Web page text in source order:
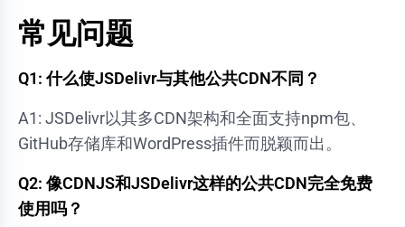
常见问题
Q1: 什么使JSDelivr与其他公共CDN不同？
A1: JSDelivr以其多CDN架构和全面支持npm包、
GitHub存储库和WordPress插件而脱颖而出。
Q2: 像CDNJS和JSDelivr这样的公共CDN完全免费
使用吗？